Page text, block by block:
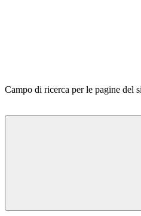
Campo di ricerca per le pagine del